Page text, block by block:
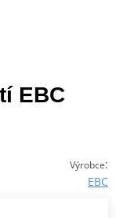
EBC
Výrobce:
EBC